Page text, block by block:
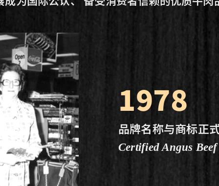
1978
品牌名称与商标正
Certified Angus Beef